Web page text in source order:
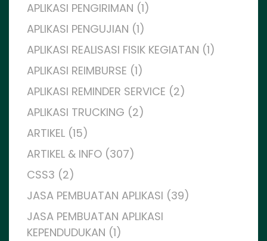
APLIKASI PENGIRIMAN (1)
APLIKASI PENGUJIAN (1)
APLIKASI REALISASI FISIK KEGIATAN (1)
APLIKASI REIMBURSE (1)
APLIKASI REMINDER SERVICE (2)
APLIKASI TRUCKING (2)
ARTIKEL (15)
ARTIKEL & INFO (307)
CSS3 (2)
JASA PEMBUATAN APLIKASI (39)
JASA PEMBUATAN APLIKASI
KEPENDUDUKAN (1)